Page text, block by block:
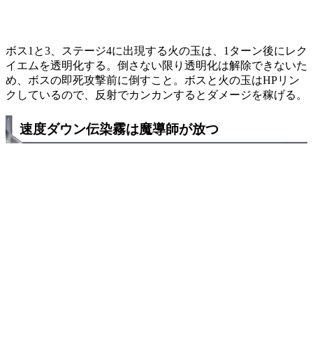
ボス1と3、ステージ4に出現する火の玉は、1ターン後にレク
イエムを透明化する。倒さない限り透明化は解除できないた
め、ボスの即死攻撃前に倒すこと。ボスと火の玉はHPリン
クしているので、反射でカンカンするとダメージを稼げる。
速度ダウン伝染霧は魔導師が放つ